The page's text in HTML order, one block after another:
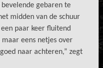
gebaren te
midden van de schuur
paar keer fluitend
eens netjes over
naar achteren,” zegt